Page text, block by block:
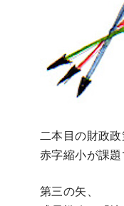
二本目の財政政
赤字縮小が課題
第三の矢、